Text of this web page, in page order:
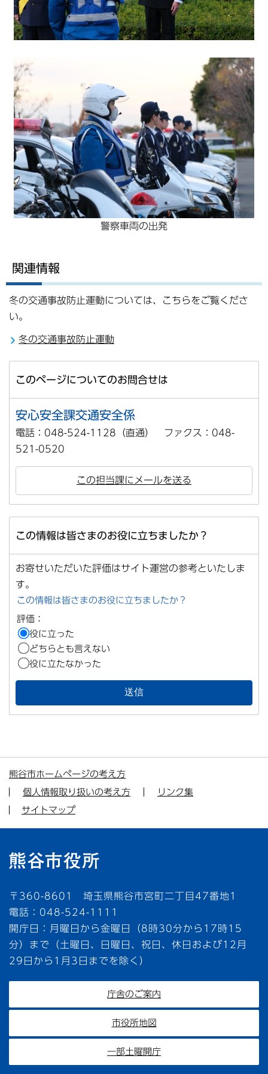
警察車両の出発
関連情報
冬の交通事故防止運動については、こちらをご覧くださ
い。
冬の交通事故防止運動
このページについてのお問合せは
安心安全課交通安全係
電話：048-524-1128（直通） ファクス：048-
521-0520
この担当課にメールを送る
この情報は皆さまのお役に立ちましたか？
お寄せいただいた評価はサイト運営の参考といたしま
す。
この情報は皆さまのお役に立ちましたか？
評価：
役に立った
どちらとも言えない
役に立たなかった
熊谷市ホームページの考え方
個人情報取り扱いの考え方
リンク集
サイトマップ
〒360-8601 埼玉県熊谷市宮町二丁目47番地1
電話：048-524-1111
開庁日：月曜日から金曜日（8時30分から17時15
分）まで（土曜日、日曜日、祝日、休日および12月
29日から1月3日までを除く）
庁舎のご案内
市役所地図
一部土曜開庁